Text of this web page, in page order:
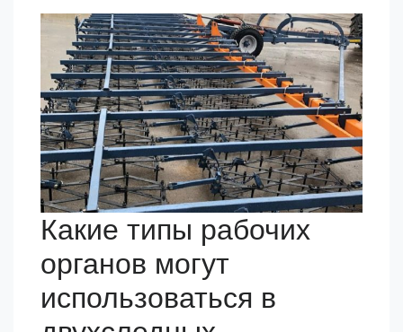
Какие типы рабочих
органов могут
использоваться в